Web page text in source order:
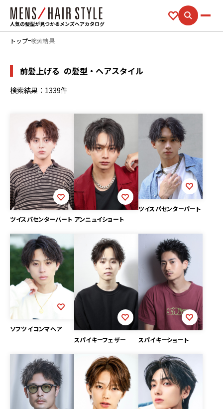
人気の髪型が見つかるメンズヘアカタログ
トップ 検索結果
前髪上げる の髪型・ヘアスタイル
検索結果：1339件
ツイスパセンターパート アンニュイショート
ツイスパセンターパート
ソフツイコンマヘア
スパイキーフェザー
スパイキーショート